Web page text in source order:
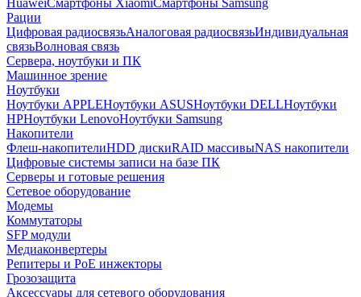
HuaweiСмартфоны XiaomiСмартфоны Samsung
Рации
Цифровая радиосвязьАналоговая радиосвязьИндивидуальная
связьВолновая связь
Сервера, ноутбуки и ПК
Машинное зрение
Ноутбуки
Ноутбуки APPLEНоутбуки ASUSНоутбуки DELLНоутбуки
HPНоутбуки LenovoНоутбуки Samsung
Накопители
Флеш-накопителиHDD дискиRAID массивыNAS накопители
Цифровые системы записи на базе ПК
Серверы и готовые решения
Сетевое оборудование
Модемы
Коммутаторы
SFP модули
Медиаконвертеры
Репитеры и PoE инжекторы
Грозозащита
Аксессуары для сетевого оборудования